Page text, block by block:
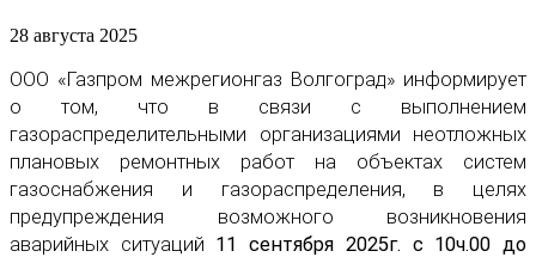
28 августа 2025
ООО «Газпром межрегионгаз Волгоград» информирует
о том, что в связи с выполнением
газораспределительными организациями неотложных
плановых ремонтных работ на объектах систем
газоснабжения и газораспределения, в целях
предупреждения возможного возникновения
аварийных ситуаций 11 сентября 2025г. с 10ч.00 до